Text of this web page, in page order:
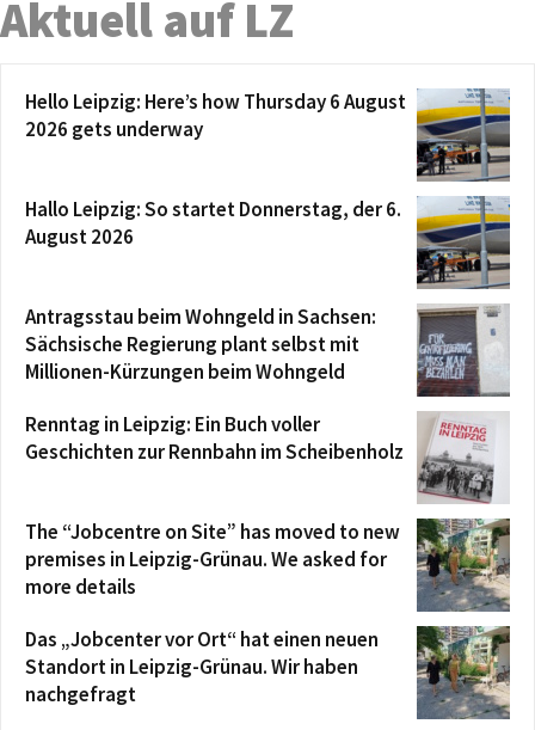
Aktuell auf LZ
Hello Leipzig: Here’s how Thursday 6 August
2026 gets underway
Hallo Leipzig: So startet Donnerstag, der 6.
August 2026
Antragsstau beim Wohngeld in Sachsen:
Sächsische Regierung plant selbst mit
Millionen-Kürzungen beim Wohngeld
Renntag in Leipzig: Ein Buch voller
Geschichten zur Rennbahn im Scheibenholz
The “Jobcentre on Site” has moved to new
premises in Leipzig-Grünau. We asked for
more details
Das „Jobcenter vor Ort“ hat einen neuen
Standort in Leipzig-Grünau. Wir haben
nachgefragt